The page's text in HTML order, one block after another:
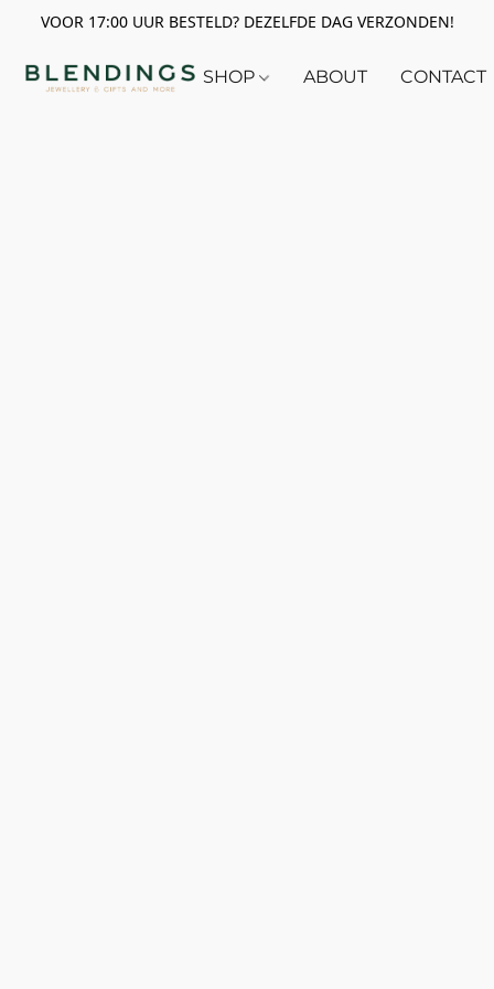
VOOR 17:00 UUR BESTELD? DEZELFDE DAG VERZONDEN!
SHOP ABOUT CONTACT